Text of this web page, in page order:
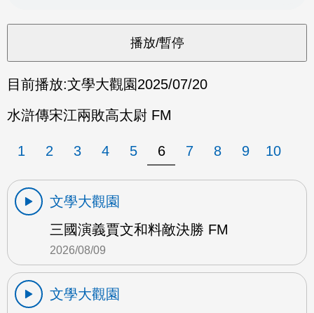
目前播放:文學大觀園2025/07/20
水滸傳宋江兩敗高太尉 FM
1 2 3 4 5 6 7 8 9 10
文學大觀園
三國演義賈文和料敵決勝 FM
2026/08/09
文學大觀園